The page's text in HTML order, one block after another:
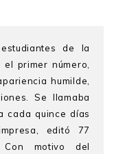
de la
primer número,
humilde,
Se llamaba
cada quince días
editó 77
motivo del